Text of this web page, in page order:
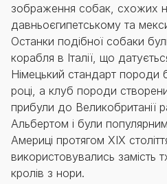
зображення собак, схожих
давньоєгипетському та
Останки подібної собаки
корабля в Італії, що
Німецький стандарт породи
році, а клуб породи
прибули до Великобританії
Альбертом і були
Америці протягом XIX
використовувались замість
кролів з нори.